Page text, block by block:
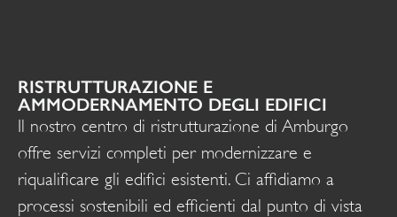
RISTRUTTURAZIONE E
AMMODERNAMENTO DEGLI EDIFICI
Il nostro centro di ristrutturazione di Amburgo
offre servizi completi per modernizzare e
riqualificare gli edifici esistenti. Ci affidiamo a
processi sostenibili ed efficienti dal punto di vista